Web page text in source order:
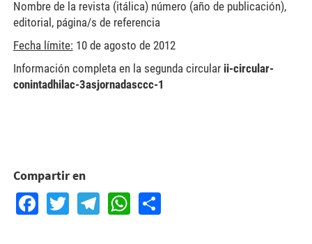
Nombre de la revista (itálica) número (año de publicación),
editorial, página/s de referencia
Fecha límite: 10 de agosto de 2012
Información completa en la segunda circular ii-circular-
conintadhilac-3asjornadasccc-1
Compartir en
Facebook
TwitterTelegram
WhatsApp
Share